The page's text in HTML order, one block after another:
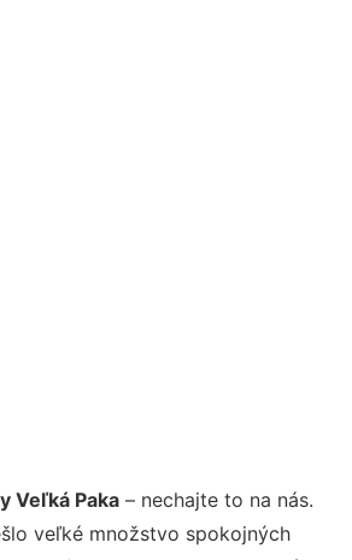
Veľká Paka – nechajte to na nás.
veľké množstvo spokojných